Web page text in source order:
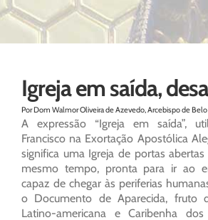
Igreja em saída,
Por Dom Walmor Oliveira de Azevedo, Arcebispo de
A expressão “Igreja em saída”,
Francisco na Exortação Apostólica
significa uma Igreja de portas
mesmo tempo, pronta para ir ao
capaz de chegar às periferias
o Documento de Aparecida, fruto
Latino-americana e Caribenha